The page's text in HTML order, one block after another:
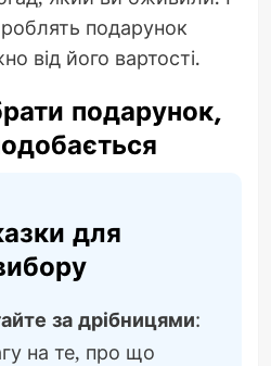
подарунок
від його вартості.
подарунок,
для
за дрібницями:
на те, про що